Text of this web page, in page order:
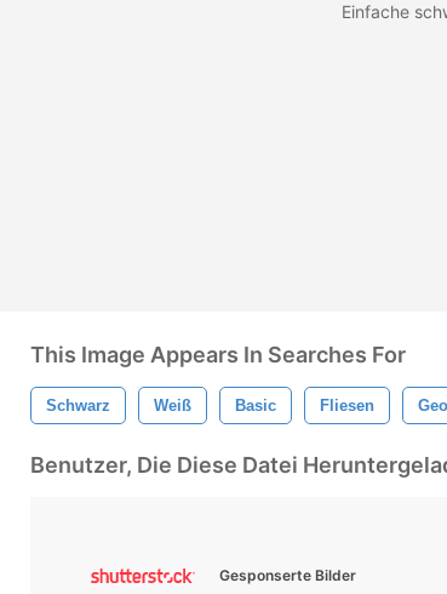
Einfache
This Image Appears In Searches For
Schwarz Weiß Basic Fliesen
Benutzer, Die Diese Datei
Gesponserte Bilder